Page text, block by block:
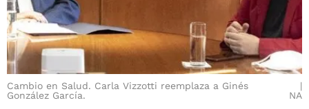
Cambio en Salud. Carla Vizzotti reemplaza a Ginés
González García.
NA